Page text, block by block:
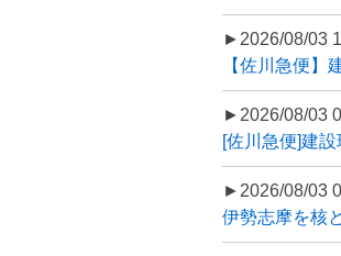
►2026/08/03
【佐川急便】
►2026/08/03
[佐川急便]建
►2026/08/03
伊勢志摩を核